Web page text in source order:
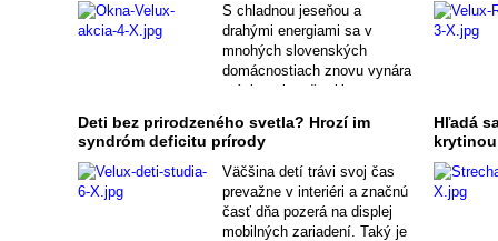
S chladnou jeseňou a
drahými energiami sa v
mnohých slovenských
domácnostiach znovu vynára
otázka: ako ušetriť na
odpoveď: vymeňte staré
okná za nové.
Deti bez prirodzeného svetla? Hrozí im
syndróm deficitu prírody
Väčšina detí trávi svoj čas
prevažne v interiéri a značnú
časť dňa pozerá na displej
mobilných zariadení. Taký je
Hľadá